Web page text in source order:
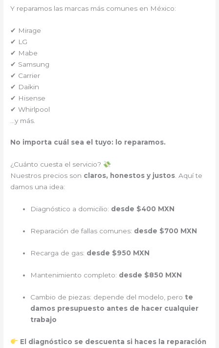
Y reparamos las marcas más comunes en México:
✔ Mirage
✔ LG
✔ Mabe
✔ Samsung
✔ Carrier
✔ Daikin
✔ Hisense
✔ Whirlpool
…y más.
No importa cuál sea el tuyo: lo reparamos.
¿Cuánto cuesta el servicio?
Nuestros precios son claros, honestos y justos. Aquí te
damos una idea:
Diagnóstico a domicilio: desde $400 MXN
Reparación de fallas comunes: desde $700 MXN
Recarga de gas: desde $950 MXN
Mantenimiento completo: desde $850 MXN
Cambio de piezas: depende del modelo, pero te
damos presupuesto antes de hacer cualquier
trabajo
El diagnóstico se descuenta si haces la reparación